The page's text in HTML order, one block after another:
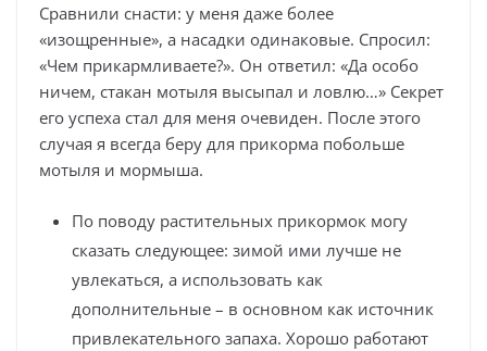
Сравнили снасти: у меня даже более
«изощренные», а насадки одинаковые. Спросил:
«Чем прикармливаете?». Он ответил: «Да особо
ничем, стакан мотыля высыпал и ловлю…» Секрет
его успеха стал для меня очевиден. После этого
случая я всегда беру для прикорма побольше
мотыля и мормыша.
По поводу растительных прикормок могу
сказать следующее: зимой ими лучше не
увлекаться, а использовать как
дополнительные – в основном как источник
привлекательного запаха. Хорошо работают